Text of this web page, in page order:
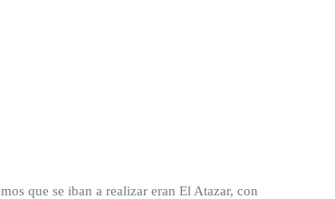
que se iban a realizar eran El Atazar, con